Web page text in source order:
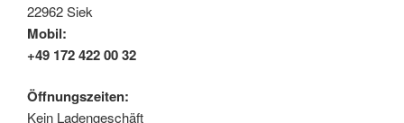
22962 Siek
Mobil:
+49 172 422 00 32
Öffnungszeiten:
Kein Ladengeschäft